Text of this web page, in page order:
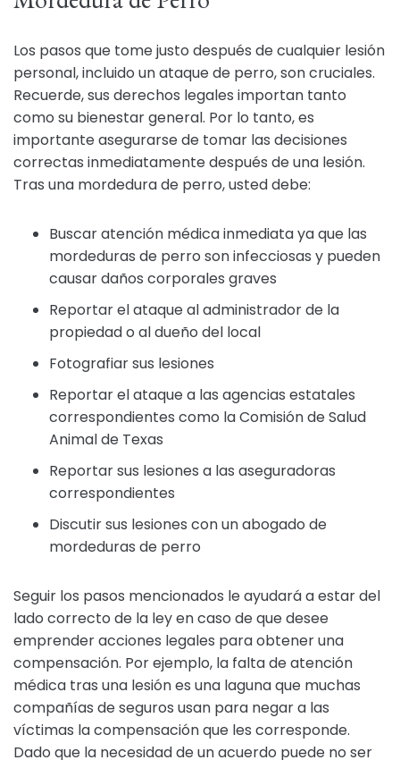
Los pasos que tome justo después de cualquier lesión
personal, incluido un ataque de perro, son cruciales.
Recuerde, sus derechos legales importan tanto
como su bienestar general. Por lo tanto, es
importante asegurarse de tomar las decisiones
correctas inmediatamente después de una lesión.
Tras una mordedura de perro, usted debe:
Buscar atención médica inmediata ya que las
mordeduras de perro son infecciosas y pueden
causar daños corporales graves
Reportar el ataque al administrador de la
propiedad o al dueño del local
Fotografiar sus lesiones
Reportar el ataque a las agencias estatales
correspondientes como la Comisión de Salud
Animal de Texas
Reportar sus lesiones a las aseguradoras
correspondientes
Discutir sus lesiones con un abogado de
mordeduras de perro
Seguir los pasos mencionados le ayudará a estar del
lado correcto de la ley en caso de que desee
emprender acciones legales para obtener una
compensación. Por ejemplo, la falta de atención
médica tras una lesión es una laguna que muchas
compañías de seguros usan para negar a las
víctimas la compensación que les corresponde.
Dado que la necesidad de un acuerdo puede no ser